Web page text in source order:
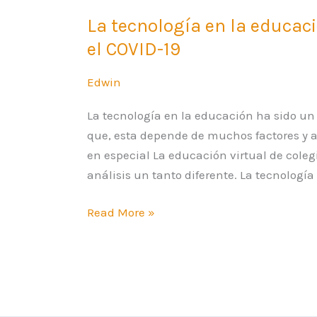
La tecnología en la
el COVID-19
Edwin
La tecnología en la educación ha sido
que, esta depende de muchos factores
en especial La educación virtual de
análisis un tanto diferente. La
Read More »